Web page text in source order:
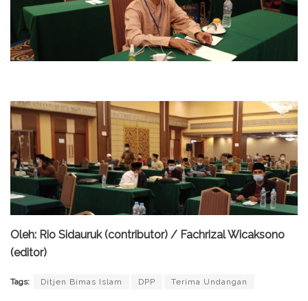
Oleh: Rio Sidauruk (contributor) / Fachrizal Wicaksono
(editor)
Tags: Ditjen Bimas Islam DPP Terima Undangan